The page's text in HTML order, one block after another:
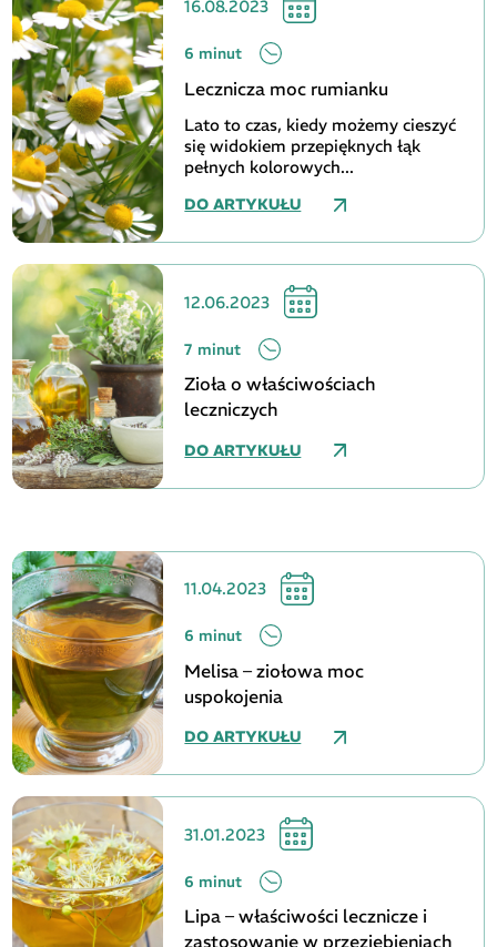
16.08.2023
6 minut
Lecznicza moc rumianku
Lato to czas, kiedy możemy cieszyć
się widokiem przepięknych łąk
pełnych kolorowych...
DO ARTYKUŁU
12.06.2023
7 minut
Zioła o właściwościach
leczniczych
DO ARTYKUŁU
11.04.2023
6 minut
Melisa – ziołowa moc
uspokojenia
DO ARTYKUŁU
31.01.2023
6 minut
Lipa – właściwości lecznicze i
zastosowanie w przeziębieniach